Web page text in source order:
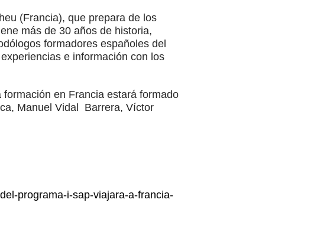
(Francia), que prepara de los
más de 30 años de historia,
formadores españoles del
e información con los
en Francia estará formado
Manuel Vidal Barrera, Víctor
programa-i-sap-viajara-a-francia-